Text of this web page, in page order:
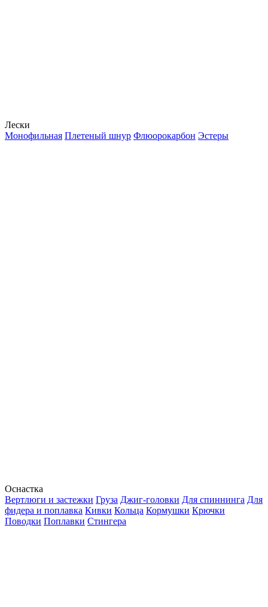
Лески
Монофильная Плетеный шнур Флюорокарбон Эстеры
Оснастка
Вертлюги и застежки Груза Джиг-головки Для спиннинга Для
фидера и поплавка Кивки Кольца Кормушки Крючки
Поводки Поплавки Стингера